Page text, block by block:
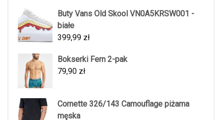
Buty Vans Old Skool VN0A5KRSW001 -
białe
399,99 zł
Bokserki Fern 2-pak
79,90 zł
Cornette 326/143 Camouflage piżama
męska